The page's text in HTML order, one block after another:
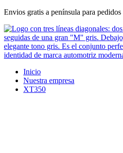
Ir
contenido
Envios gratis a península para
Inicio
Nuestra empresa
XT350